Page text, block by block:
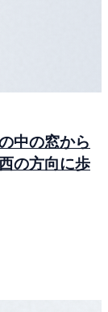
中の窓から
の方向に歩